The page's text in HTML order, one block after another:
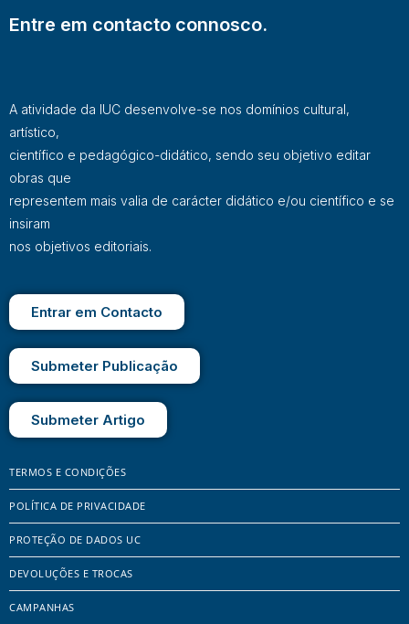
Entre em contacto connosco.
A atividade da IUC desenvolve-se nos domínios cultural,
artístico,
científico e pedagógico-didático, sendo seu objetivo editar
obras que
representem mais valia de carácter didático e/ou científico e se
insiram
nos objetivos editoriais.
Entrar em Contacto
Submeter Publicação
Submeter Artigo
TERMOS E CONDIÇÕES
POLÍTICA DE PRIVACIDADE
PROTEÇÃO DE DADOS UC
DEVOLUÇÕES E TROCAS
CAMPANHAS